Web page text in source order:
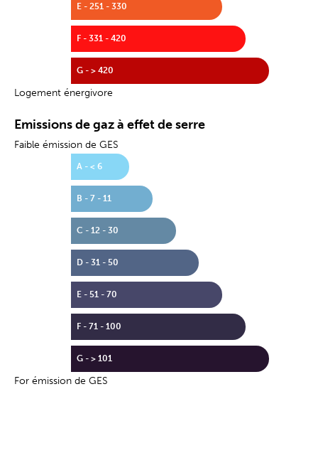
E - 251 - 330
F - 331 - 420
G - > 420
Logement énergivore
Emissions de gaz à effet de serre
Faible émission de GES
A - < 6
B - 7 - 11
C - 12 - 30
D - 31 - 50
E - 51 - 70
F - 71 - 100
G - > 101
For émission de GES